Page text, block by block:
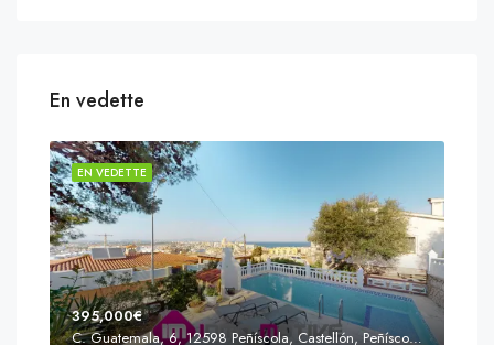
En vedette
EN VEDETTE
395,000€
C. Guatemala, 6, 12598 Peñíscola, Castellón, Peñíscola, Communauté valencienne